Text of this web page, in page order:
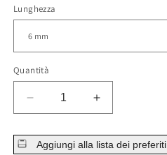
Lunghezza
Quantità
Diminuisci
la
quantità
per
Aumenta
la
quantità
per
Aggiungi alla lista dei preferiti